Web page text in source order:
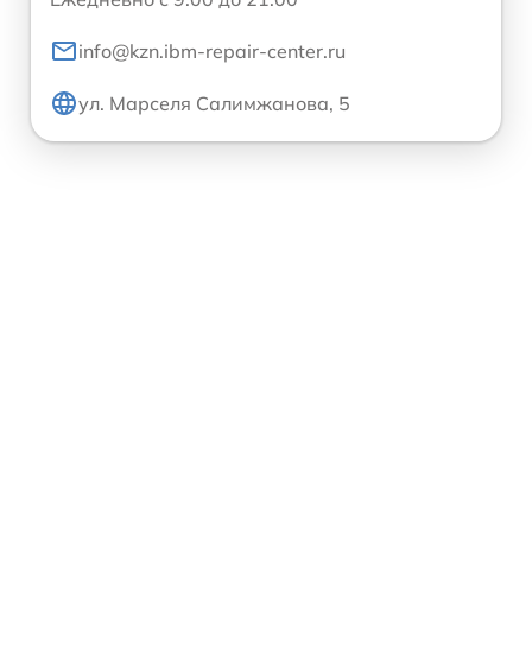
info@kzn.ibm-repair-center.ru
ул. Марселя Салимжанова, 5